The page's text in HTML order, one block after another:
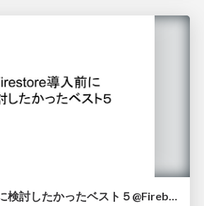
Firestore導入前に検討したかったベスト５@Firebase Meetup #10